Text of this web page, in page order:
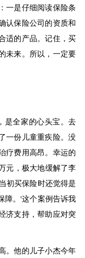
一是仔细阅读保险条
认保险公司的资质和
适的产品。记住，买
未来。所以，一定要
是全家的心头宝。去
一份儿童重疾险。没
疗费用高昂。幸运的
元，极大地缓解了李
初买保险时还觉得是
障。'这个案例告诉我
济支持，帮助应对突
。他的儿子小杰今年